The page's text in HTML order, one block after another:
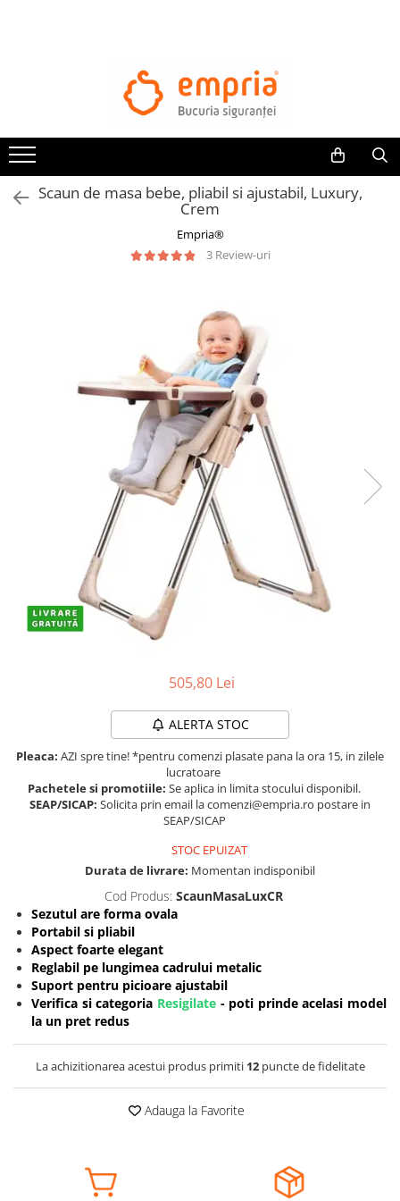
Bariere protectie pentru pat
Protectii mobilier
Banda protectie mobila copii
Protectie colturi mobila copii
Kituri de siguranta pentru copii si
Protectii casa
Poarta siguranta copii
Deflectoare pentru aer conditionat
Protectii exterior
Casti antifonice pentru copii si
Echipament protectie bicicleta si
Accesorii auto copii
Accesorii plaja
Puericultura mare
Tarcuri copii / bebelusi
Ingrijire bebe si mama
Igiena si ingrijire bebelusi
Accesorii bebelusi / nou-nascuti
Perne si saltele bebelusi
Diversificare bebelusi
Jucarii copii si jocuri educative
Jocuri educative
Jucarii bebelusi
Scaun de masa bebe, pliabil si ajustabil, Luxury,
Crem
Empria®
3 Review-uri
505,80 Lei
ALERTA STOC
Pleaca: AZI spre tine! *pentru comenzi plasate pana la ora 15, in zilele
lucratoare
Pachetele si promotiile: Se aplica in limita stocului disponibil.
SEAP/SICAP: Solicita prin email la comenzi@empria.ro postare in
SEAP/SICAP
STOC EPUIZAT
Durata de livrare: Momentan indisponibil
Cod Produs: ScaunMasaLuxCR
Sezutul are forma ovala
Portabil si pliabil
Aspect foarte elegant
Reglabil pe lungimea cadrului metalic
Suport pentru picioare ajustabil
Verifica si categoria Resigilate- poti prinde acelasi model
la un pret redus
La achizitionarea acestui produs primiti 12puncte de fidelitate
Adauga la Favorite